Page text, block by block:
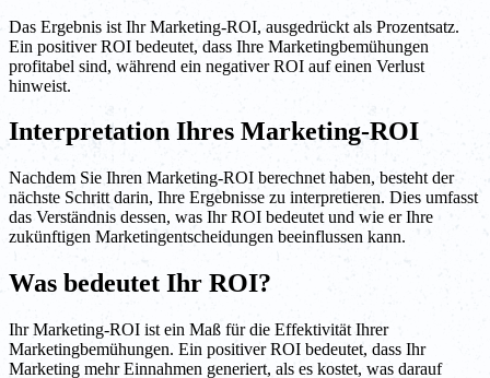
Das Ergebnis ist Ihr Marketing-ROI, ausgedrückt als Prozentsatz.
Ein positiver ROI bedeutet, dass Ihre Marketingbemühungen
profitabel sind, während ein negativer ROI auf einen Verlust
hinweist.
Interpretation Ihres Marketing-ROI
Nachdem Sie Ihren Marketing-ROI berechnet haben, besteht der
nächste Schritt darin, Ihre Ergebnisse zu interpretieren. Dies umfasst
das Verständnis dessen, was Ihr ROI bedeutet und wie er Ihre
zukünftigen Marketingentscheidungen beeinflussen kann.
Was bedeutet Ihr ROI?
Ihr Marketing-ROI ist ein Maß für die Effektivität Ihrer
Marketingbemühungen. Ein positiver ROI bedeutet, dass Ihr
Marketing mehr Einnahmen generiert, als es kostet, was darauf